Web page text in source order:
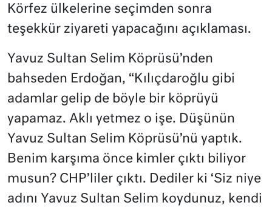
Körfez ülkelerine seçimden sonra
teşekkür ziyareti yapacağını açıklaması.
Yavuz Sultan Selim Köprüsü’nden
bahseden Erdoğan, “Kılıçdaroğlu gibi
adamlar gelip de böyle bir köprüyü
yapamaz. Aklı yetmez o işe. Düşünün
Yavuz Sultan Selim Köprüsü’nü yaptık.
Benim karşıma önce kimler çıktı biliyor
musun? CHP’liler çıktı. Dediler ki ‘Siz niye
adını Yavuz Sultan Selim koydunuz, kendi